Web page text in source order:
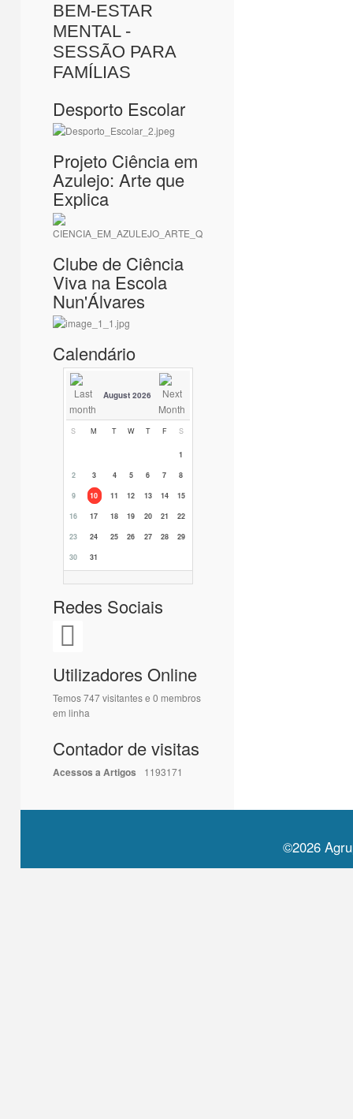
BEM-ESTAR
MENTAL -
SESSÃO PARA
FAMÍLIAS
Desporto Escolar
Projeto Ciência em
Azulejo: Arte que
Explica
Clube de Ciência
Viva na Escola
Nun'Álvares
Calendário
August 2026
S M T W T F S
1
2
3 4 5 6 7
8
9
10 11 12 13 14
15
16
17 18 19 20 21
22
23
24 25 26 27 28
29
30
31
Redes Sociais
Utilizadores Online
Temos 747 visitantes e 0 membros
em linha
Contador de visitas
Acessos a Artigos 1193171
©2026